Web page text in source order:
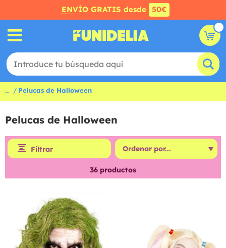
ENVÍO GRATIS desde 50€
... Pelucas de Halloween
Pelucas de Halloween
Filtrar
36 productos